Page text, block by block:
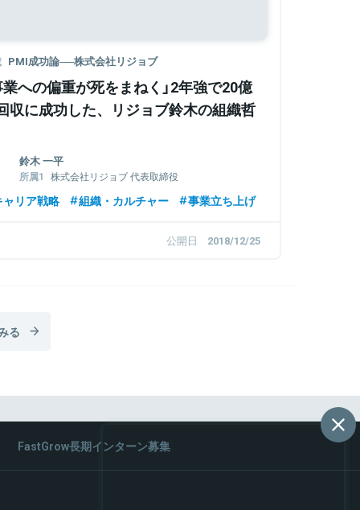
PMI成功論──株式会社リジョブ
業への偏重が死をまねく」2年強で20億
収に成功した、リジョブ鈴木の組織哲
鈴木 一平
株式会社リジョブ 代表取締役
ャリア戦略 組織・カルチャー 事業立ち上げ
公開日 2018/12/25
る
FastGrow長期インターン募集